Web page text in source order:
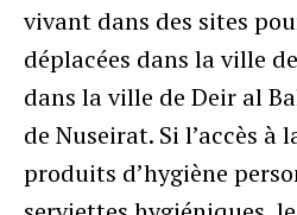
vivant dans des sites
déplacées dans la ville
dans la ville de Deir al
de Nuseirat. Si l’accès
produits d’hygiène